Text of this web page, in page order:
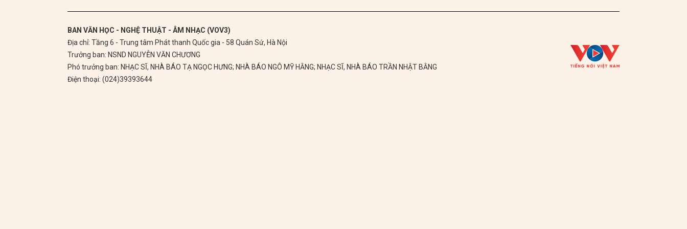
BAN VĂN HỌC - NGHỆ THUẬT - ÂM NHẠC (VOV3)
Địa chỉ: Tầng 6 - Trung tâm Phát thanh Quốc gia - 58 Quán Sứ, Hà Nội
Trưởng ban: NSND NGUYỄN VĂN CHƯƠNG
Phó trưởng ban: NHẠC SĨ, NHÀ BÁO TẠ NGỌC HƯNG; NHÀ BÁO NGÔ MỸ HẰNG; NHẠC SĨ, NHÀ BÁO TRẦN NHẬT BẰNG
Điện thoại: (024)39393644